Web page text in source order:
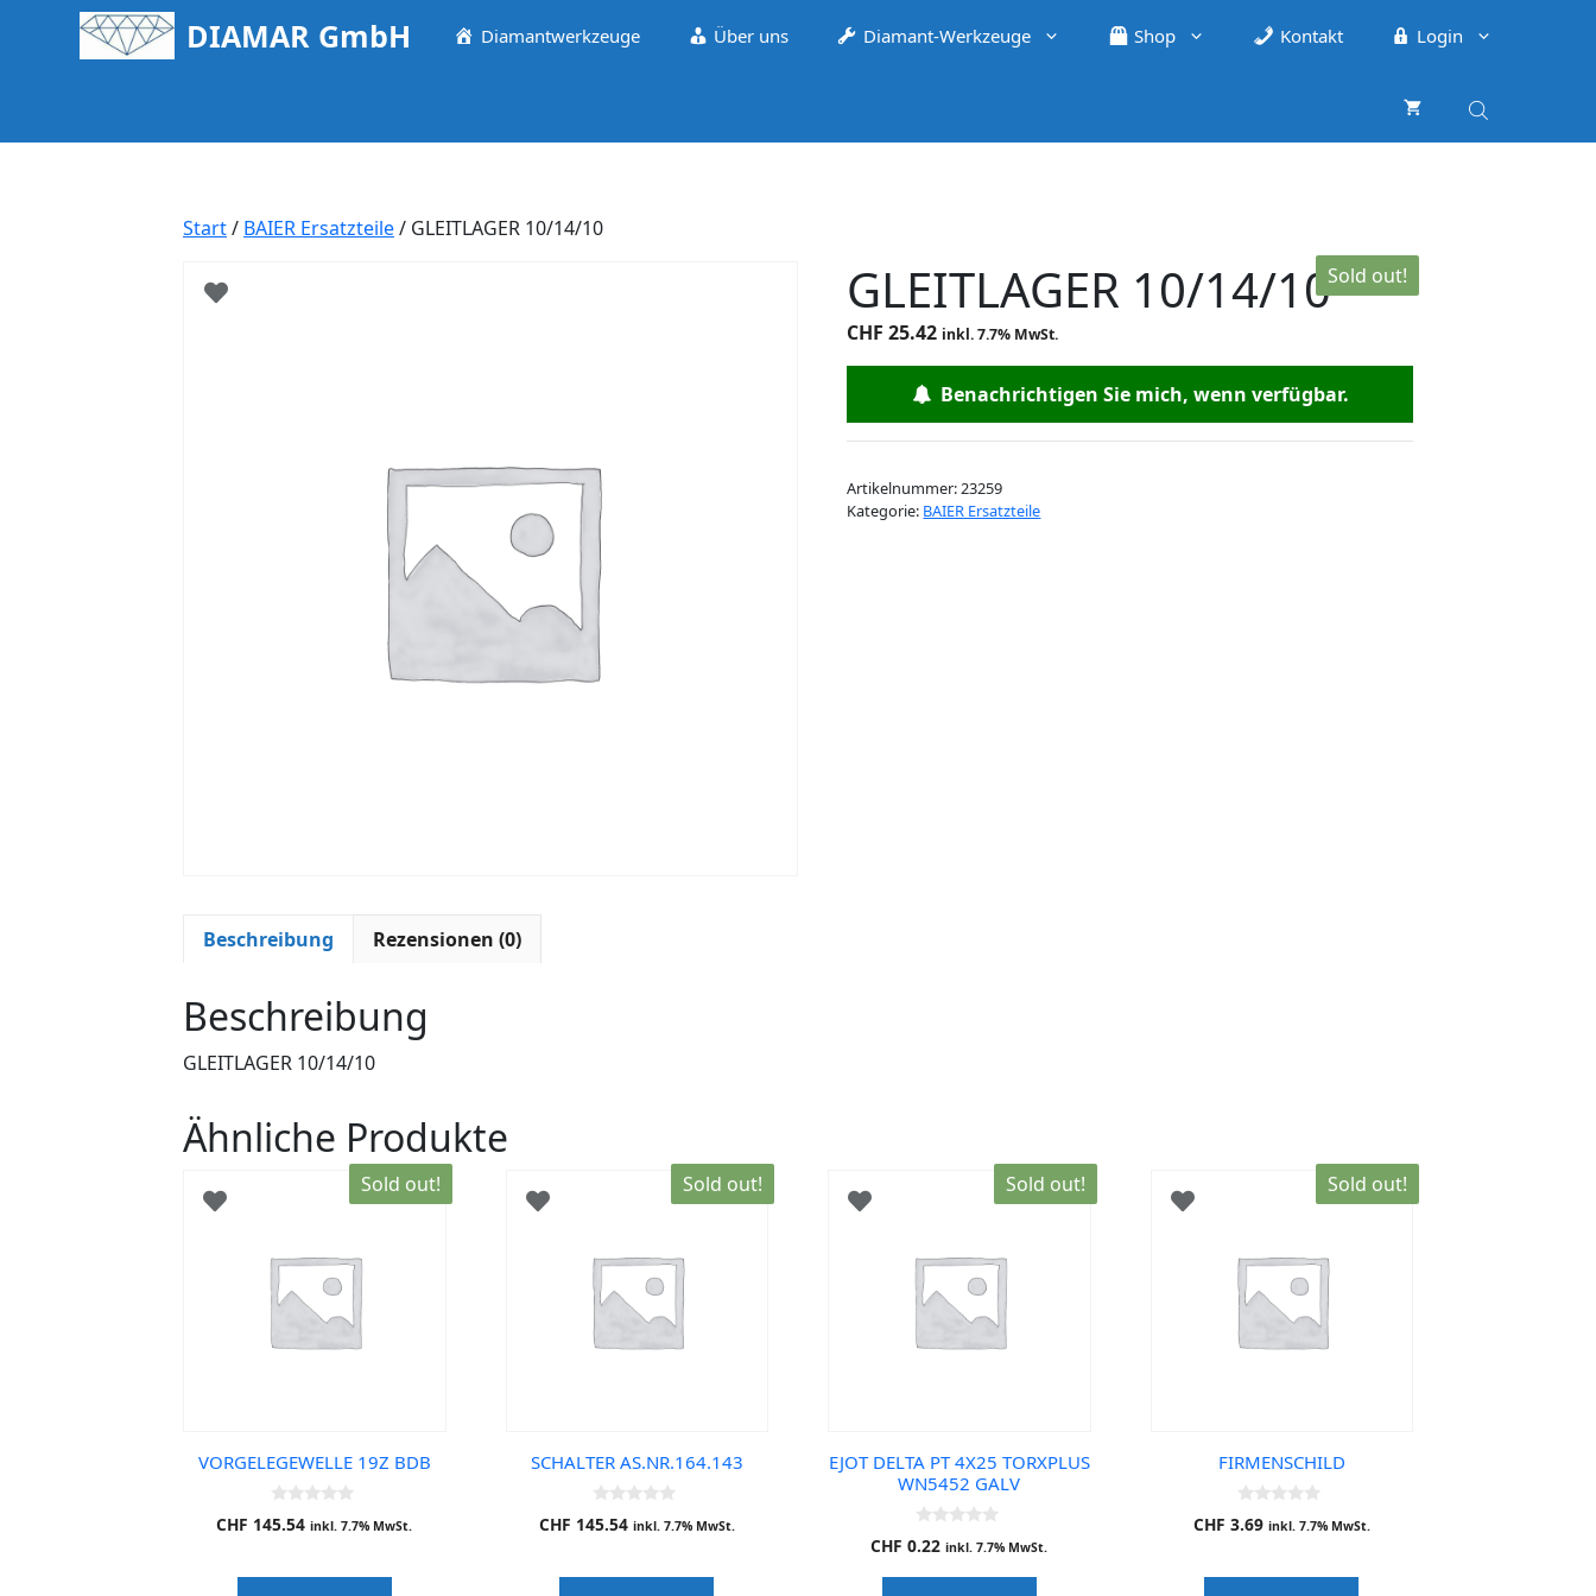
DIAMAR GmbH Diamantwerkzeuge Über uns Diamant-Werkzeuge Shop Kontakt Login
Start/ BAIER Ersatzteile/ GLEITLAGER 10/14/10
Sold out!
GLEITLAGER 10/14/10
CHF 25.42 inkl. 7.7% MwSt.
Benachrichtigen Sie mich, wenn verfügbar.
Artikelnummer:23259
Kategorie: BAIER Ersatzteile
Beschreibung Rezensionen (0)
Beschreibung
GLEITLAGER 10/14/10
Ähnliche Produkte
Sold out!
VORGELEGEWELLE 19Z BDB
0
o
o
CHF 145.54 inkl. 7.7% MwSt.
Sold out!
SCHALTER AS.NR.164.143
0
o
o
CHF 145.54 inkl. 7.7% MwSt.
Sold out!
EJOT DELTA PT 4X25 TORXPLUS
WN5452 GALV
0
o
CHF 0.22 inkl. 7.7% MwSt.
Sold out!
FIRMENSCHILD
0
o
o
CHF 3.69 inkl. 7.7% MwSt.